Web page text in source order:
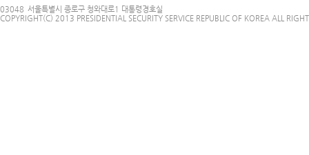
03048 서울특별시 종로구 청와대로1 대통령경호실
COPYRIGHT(C) 2013 PRESIDENTIAL SECURITY SERVICE REPUBLIC OF KOREA ALL